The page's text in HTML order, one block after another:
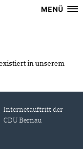
MENÜ
in unserem
Internetauftritt der
CDU Bernau